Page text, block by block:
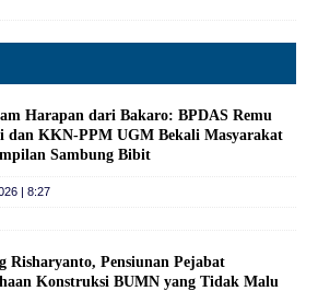
Harapan dari Bakaro: BPDAS Remu
dan KKN-PPM UGM Bekali Masyarakat
Sambung Bibit
| 8:27
Risharyanto, Pensiunan Pejabat
Konstruksi BUMN yang Tidak Malu